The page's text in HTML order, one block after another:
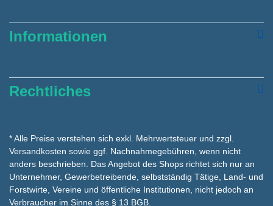
Informationen
Rechtliches
* Alle Preise verstehen sich exkl. Mehrwertsteuer und zzgl.
Versandkosten sowie ggf. Nachnahmegebühren, wenn nicht
anders beschrieben. Das Angebot des Shops richtet sich nur an
Unternehmer, Gewerbetreibende, selbstständig Tätige, Land- und
Forstwirte, Vereine und öffentliche Institutionen, nicht jedoch an
Verbraucher im Sinne des § 13 BGB.